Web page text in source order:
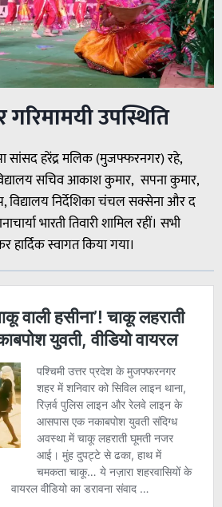
उपस्थिति
सांसद हरेंद्र मलिक (मुजफ्फरनगर) रहे,
सचिव आकाश कुमार, सपना कुमार,
विद्यालय निर्देशिका चंचल सक्सेना और द
भारती तिवारी शामिल रहीं। सभी
स्वागत किया गया।